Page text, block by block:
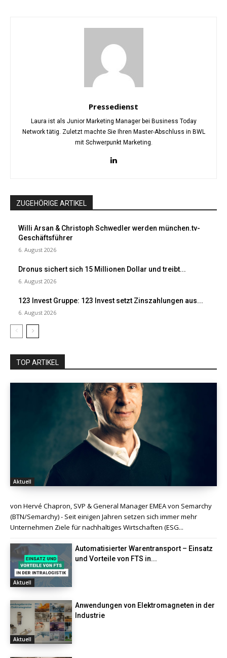
Pressedienst
Laura ist als Junior Marketing Manager bei Business Today
Network tätig. Zuletzt machte Sie Ihren Master-Abschluss in BWL
mit Schwerpunkt Marketing.
ZUGEHÖRIGE ARTIKEL
Willi Arsan & Christoph Schwedler werden münchen.tv-
Geschäftsführer
6. August 2026
Dronus sichert sich 15 Millionen Dollar und treibt...
6. August 2026
123 Invest Gruppe: 123 Invest setzt Zinszahlungen aus...
6. August 2026
TOP ARTIKEL
Aktuell
von Hervé Chapron, SVP & General Manager EMEA von Semarchy
(BTN/Semarchy) - Seit einigen Jahren setzen sich immer mehr
Unternehmen Ziele für nachhaltiges Wirtschaften (ESG...
Aktuell
Automatisierter Warentransport – Einsatz
und Vorteile von FTS in...
Aktuell
Anwendungen von Elektromagneten in der
Industrie